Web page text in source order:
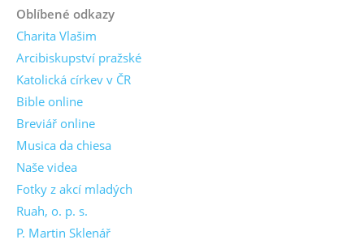
Oblíbené odkazy
Charita Vlašim
Arcibiskupství pražské
Katolická církev v ČR
Bible online
Breviář online
Musica da chiesa
Naše videa
Fotky z akcí mladých
Ruah, o. p. s.
P. Martin Sklenář